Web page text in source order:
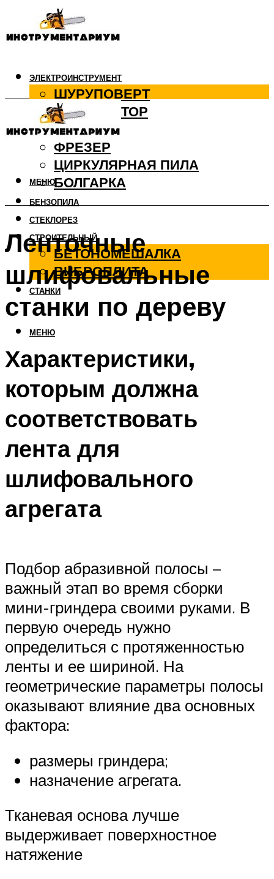
ЭЛЕКТРОИНСТРУМЕНТ
ШУРУПОВЕРТ
ПЕРФОРАТОР
ДРЕЛЬ
ФРЕЗЕР
ЦИРКУЛЯРНАЯ ПИЛА
БОЛГАРКА
БЕНЗОПИЛА
СТЕКЛОРЕЗ
СТРОИТЕЛЬНЫЙ
БЕТОНОМЕШАЛКА
ВИБРОПЛИТА
СТАНКИ
МЕНЮ
МЕНЮ
Ленточные
шлифовальные
станки по дереву
Характеристики,
которым должна
соответствовать
лента для
шлифовального
агрегата
Подбор абразивной полосы –
важный этап во время сборки
мини-гриндера своими руками. В
первую очередь нужно
определиться с протяженностью
ленты и ее шириной. На
геометрические параметры полосы
оказывают влияние два основных
фактора:
размеры гриндера;
назначение агрегата.
Тканевая основа лучше
выдерживает поверхностное
натяжение